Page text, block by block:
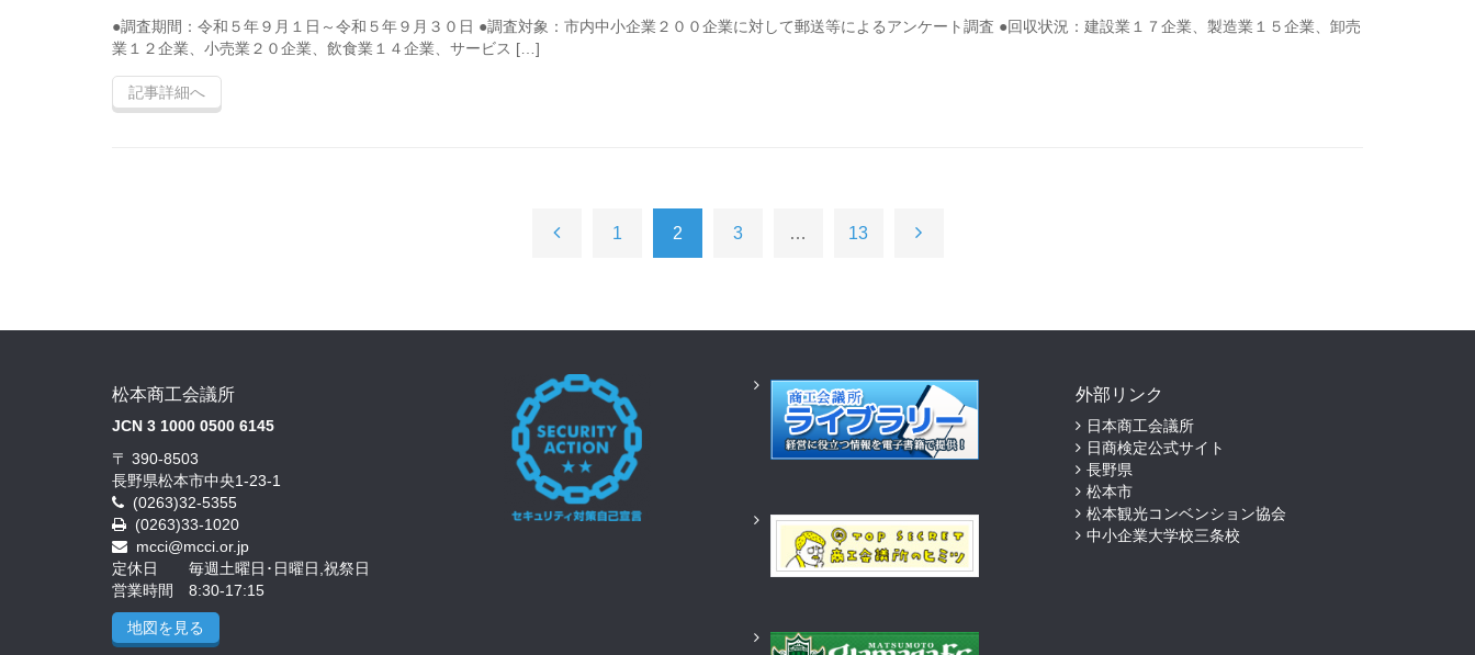
●調査期間：令和５年９月１日～令和５年９月３０日 ●調査対象：市内中小企業２００企業に対して郵送等によるアンケート調査 ●回収状況：建設業１７企業、製造業１５企業、卸売
業１２企業、小売業２０企業、飲食業１４企業、サービス […]
記事詳細へ
1 2 3 … 13
松本商工会議所
JCN 3 1000 0500 6145
〒 390-8503
長野県松本市中央1-23-1
(0263)32-5355
(0263)33-1020
mcci@mcci.or.jp
定休日 毎週土曜日･日曜日,祝祭日
営業時間 8:30-17:15
地図を見る
外部リンク
日本商工会議所
日商検定公式サイト
長野県
松本市
松本観光コンベンション協会
中小企業大学校三条校